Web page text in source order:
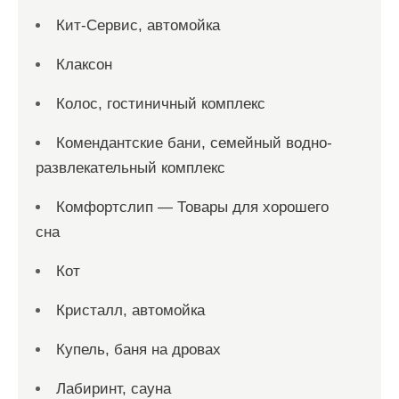
Кит-Сервис, автомойка
Клаксон
Колос, гостиничный комплекс
Комендантские бани, семейный водно-
развлекательный комплекс
Комфортслип — Товары для хорошего
сна
Кот
Кристалл, автомойка
Купель, баня на дровах
Лабиринт, сауна